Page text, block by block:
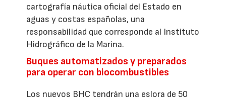
cartografía náutica oficial del Estado en
aguas y costas españolas, una
responsabilidad que corresponde al Instituto
Hidrográfico de la Marina.
Buques automatizados y preparados
para operar con biocombustibles
Los nuevos BHC tendrán una eslora de 50